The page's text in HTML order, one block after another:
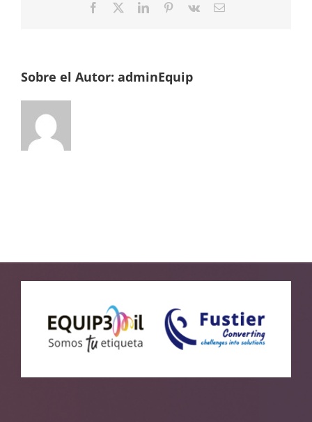
Facebook
TwitterLinkedInPinterest
Vk
Correo
Sobre el Autor: adminEquip